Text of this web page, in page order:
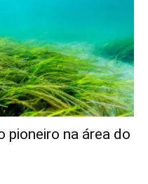
pioneiro na área do